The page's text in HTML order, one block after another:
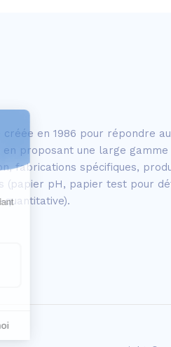
en 1986 pour répondre
proposant une large gamme
fabrications spécifiques,
(papier pH, papier test pour